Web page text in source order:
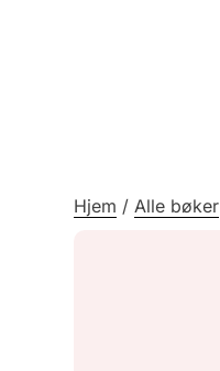
Hjem /Alle bøker